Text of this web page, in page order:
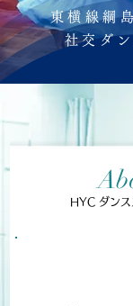
東横線綱
社交ダ
HYC ダンス